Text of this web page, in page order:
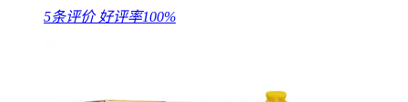
5条评价 好评率100%